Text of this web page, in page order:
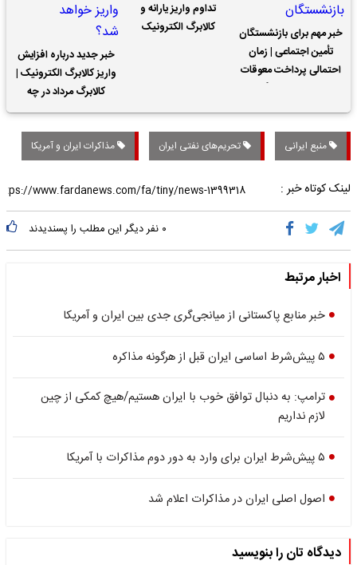
خبر مهم برای بازنشستگان
تأمین اجتماعی | زمان
احتمالی پرداخت معوقات
تداوم واریز یارانه و
کالابرگ الکترونیک
خبر جدید درباره افزایش
واریز کالابرگ الکترونیک |
کالابرگ مرداد در چه
تاریخی واریز خواهد شد؟
منبع ایرانی تحریم‌های نفتی ایران مذاکرات ایران و آمریکا
لینک کوتاه خبر :
۰ نفر دیگر این مطلب را پسندیدند
اخبار مرتبط
خبر منابع پاکستانی از میانجی‌گری جدی بین ایران و آمریکا
۵ پیش‌شرط اساسی ایران قبل از هرگونه مذاکره
ترامپ: به دنبال توافق خوب با ایران هستیم/هیچ کمکی از چین
لازم نداریم
۵ پیش‌شرط ایران برای وارد به دور دوم مذاکرات با آمریکا
اصول اصلی ایران در مذاکرات اعلام شد
دیدگاه تان را بنویسید